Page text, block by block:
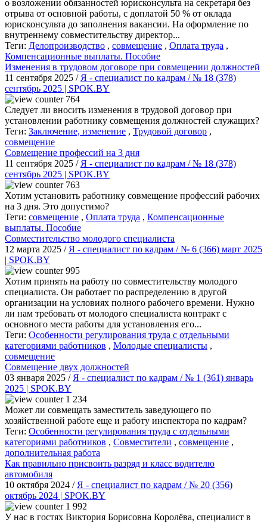
о возложении обязанностей юрисконсульта на секретаря без
отрыва от основной работы, с доплатой 50 % от оклада
юрисконсульта до заполнения вакансии. На оформление по
внутреннему совместительству директор...
Теги: Делопроизводство , совмещение , Оплата труда ,
Компенсационные выплаты. Пособие
Изменения в трудовом договоре при совмещении должностей
11 сентября 2025 /Я - специалист по кадрам / № 18 (378)
сентябрь 2025 | SPOK.BY
764
Следует ли вносить изменения в трудовой договор при
установлении работнику совмещения должностей служащих?
Теги: Заключение, изменение , Трудовой договор ,
совмещение
Совмещение профессий на 3 дня
11 сентября 2025 /Я - специалист по кадрам / № 18 (378)
сентябрь 2025 | SPOK.BY
763
Хотим установить работнику совмещение профессий рабочих
на 3 дня. Это допустимо?
Теги: совмещение , Оплата труда , Компенсационные
выплаты. Пособие
Совместительство молодого специалиста
12 марта 2025 /Я - специалист по кадрам / № 6 (366) март 2025
| SPOK.BY
995
Хотим принять на работу по совместительству молодого
специалиста. Он работает по распределению в другой
организации на условиях полного рабочего времени. Нужно
ли нам требовать от молодого специалиста контракт с
основного места работы для установления его...
Теги: Особенности регулирования труда с отдельными
категориями работников , Молодые специалисты ,
совмещение
Совмещение двух должностей
03 января 2025 /Я - специалист по кадрам / № 1 (361) январь
2025 | SPOK.BY
1 234
Может ли совмещать заместитель заведующего по
хозяйственной работе еще и работу инспектора по кадрам?
Теги: Особенности регулирования труда с отдельными
категориями работников , Совместители , совмещение ,
дополнительная работа
Как правильно присвоить разряд и класс водителю
автомобиля
10 октября 2024 /Я - специалист по кадрам / № 20 (356)
октябрь 2024 | SPOK.BY
1 992
У нас в гостях Виктория Борисовна Королёва, специалист в